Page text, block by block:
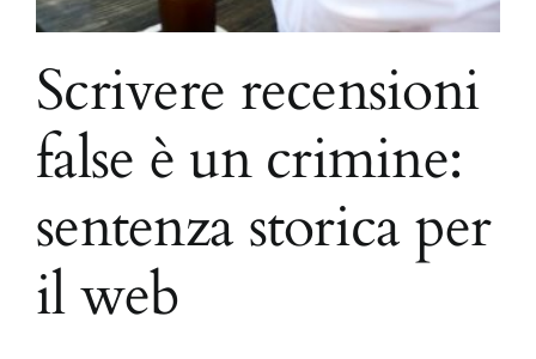
Scrivere recensioni
false è un crimine:
sentenza storica per
il web